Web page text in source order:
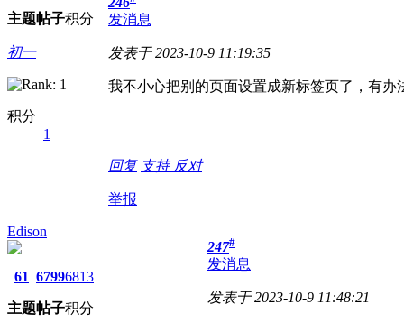
主题帖子积分
初一
积分
1
发消息
发表于 2023-10-9 11:19:35
我不小心把别的页面设置成新标签页了，有办
回复 支持 反对
举报
Edison
61
主题
6799
帖子
6813
积分
247#
发消息
发表于 2023-10-9 11:48:21